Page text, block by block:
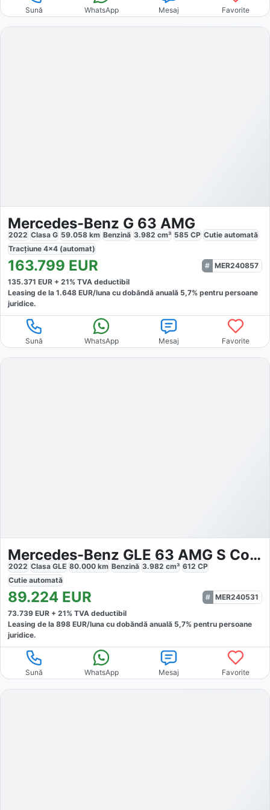
Sună WhatsApp Mesaj Favorite
Mercedes-Benz G 63 AMG
2022 Clasa G 59.058 km Benzină 3.982 cm³ 585 CP Cutie automată
Tracțiune 4x4 (automat)
163.799 EUR
MER240857
135.371 EUR + 21% TVA deductibil
Leasing de la 1.648 EUR/luna cu dobăndă anuală 5,7% pentru persoane
juridice.
Sună WhatsApp Mesaj Favorite
Mercedes-Benz GLE 63 AMG S Coupe
2022 Clasa GLE 80.000 km Benzină 3.982 cm³ 612 CP
Cutie automată
89.224 EUR
MER240531
73.739 EUR + 21% TVA deductibil
Leasing de la 898 EUR/luna cu dobăndă anuală 5,7% pentru persoane
juridice.
Sună WhatsApp Mesaj Favorite